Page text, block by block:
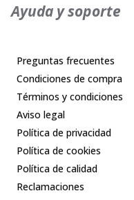
Ayuda y soporte
Preguntas frecuentes
Condiciones de compra
Términos y condiciones
Aviso legal
Política de privacidad
Política de cookies
Política de calidad
Reclamaciones